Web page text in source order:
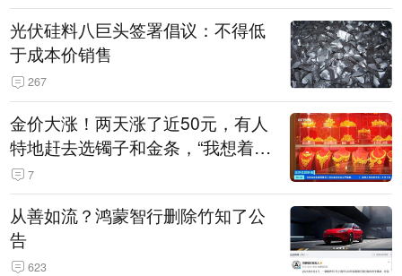
光伏硅料八巨头签署倡议：不得低
于成本价销售
267
金价大涨！两天涨了近50元，有人
特地赶去选镯子和金条，“我想着买
起来可以保值，小批量进一些货”
7
从善如流？鸿蒙智行删除竹知了公
告
623